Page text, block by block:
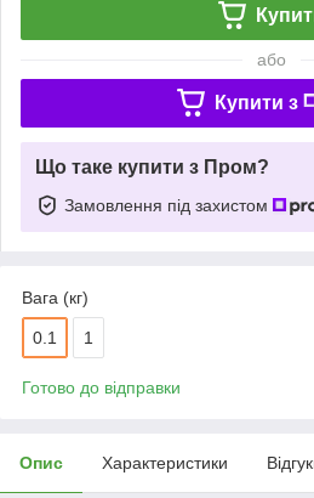
або
Купити з
Що таке купити з Пром?
Замовлення під захистом
Вага (кг)
0.1 1
Готово до відправки
Опис Характеристики